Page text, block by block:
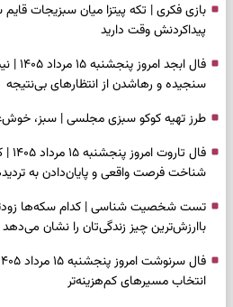
پیداکردنش وقت دارید
فال
سنجیده و رهاشدن از انتظارهای بی‌نتیجه
طرز تهیه کوکو سبزی مجلسی | سبز،
شناخت فرصت واقعی و پایان‌دادن به
تست شخصیت شناسی | کدام سکه‌ها زودتر
باارزش‌ترین چیز زندگی‌تان را نشان می‌دهد
انتخاب مسیرهای کم‌هزینه‌تر